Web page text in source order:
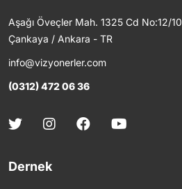
Aşağı Öveçler Mah. 1325 Cd No:12/10
Çankaya / Ankara - TR
info@vizyonerler.com
(0312) 472 06 36
Dernek